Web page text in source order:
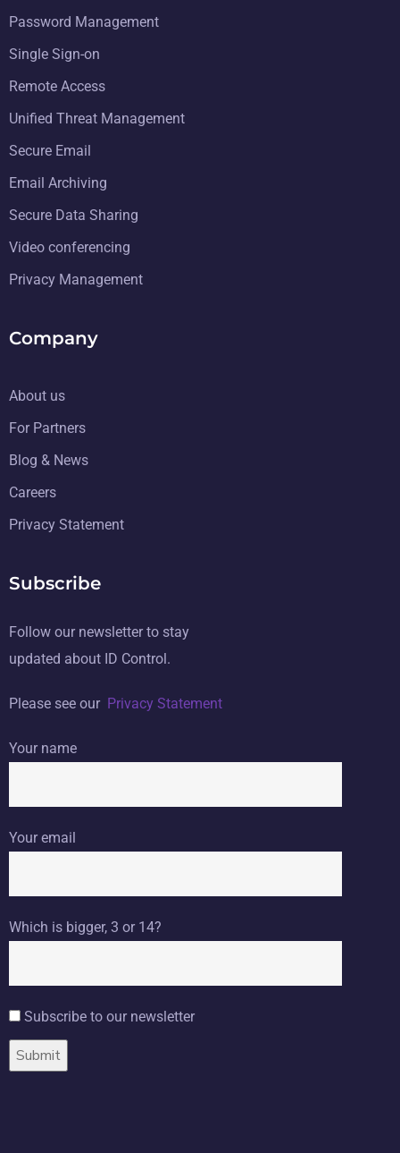
Password Management
Single Sign-on
Remote Access
Unified Threat Management
Secure Email
Email Archiving
Secure Data Sharing
Video conferencing
Privacy Management
Company
About us
For Partners
Blog & News
Careers
Privacy Statement
Subscribe
Follow our newsletter to stay
updated about ID Control.
Please see our Privacy Statement
Your name
Your email
Which is bigger, 3 or 14?
Subscribe to our newsletter